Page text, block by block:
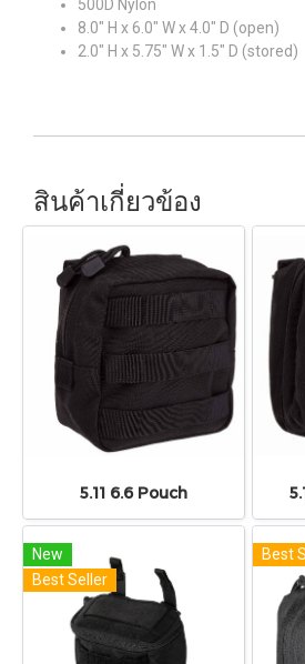
500D Nylon
8.0" H x 6.0" W x 4.0" D (open)
2.0" H x 5.75" W x 1.5" D (stored)
สินค้าเกี่ยวข้อง
5.11 6.6 Pouch
New
Best Seller
Best